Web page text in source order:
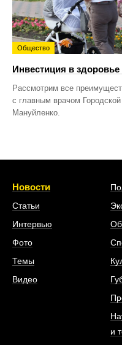
Общество
Инвестиция в
Рассмотрим все
с главным врачом
Мануйленко.
Новости
Статьи
Интервью
Фото
Темы
Видео
и